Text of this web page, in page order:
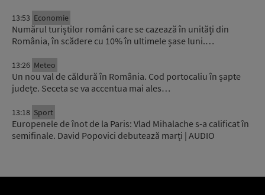
13:53 Economie
Numărul turiștilor români care se cazează în unități din
România, în scădere cu 10% în ultimele șase luni.…
13:26 Meteo
Un nou val de căldură în România. Cod portocaliu în șapte
județe. Seceta se va accentua mai ales…
13:18 Sport
Europenele de înot de la Paris: Vlad Mihalache s-a calificat în
semifinale. David Popovici debutează marți | AUDIO